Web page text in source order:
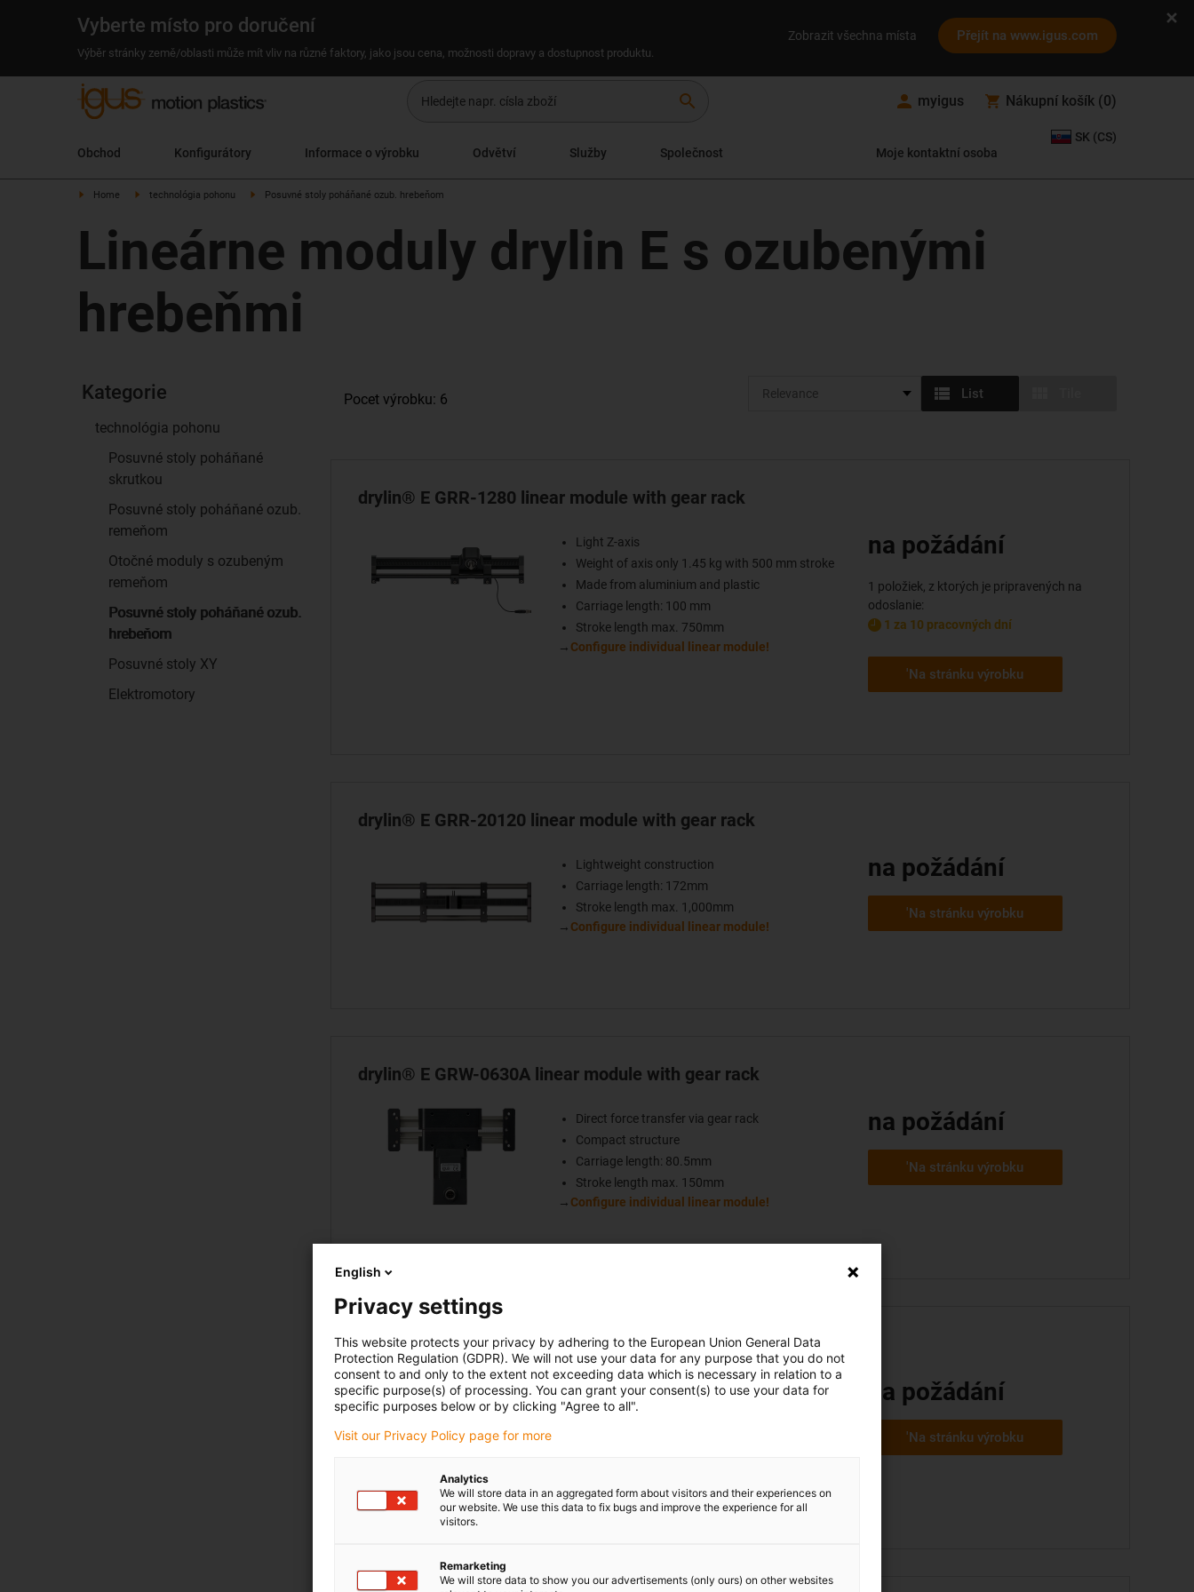
Vyberte místo pro doručení
Výběr stránky země/oblasti může mít vliv na různé faktory, jako jsou cena, možnosti dopravy a dostupnost produktu.
Zobrazit všechna místa Přejít na www.igus.com
search myigus Nákupní košík (0)
Obchod Konfigurátory Informace o výrobku Odvětví Služby Společnost Moje kontaktní osoba
SK (CS)
Home technológia pohonu Posuvné stoly poháňané ozub. hrebeňom
Lineárne moduly drylin E s ozubenými
hrebeňmi
Kategorie
technológia pohonu
Posuvné stoly poháňané
skrutkou
Posuvné stoly poháňané ozub.
remeňom
Otočné moduly s ozubeným
remeňom
Posuvné stoly poháňané ozub.
hrebeňom
Posuvné stoly XY
Elektromotory
List
Pocet výrobku: 6
drylin® E GRR-1280 linear module with gear rack
Light Z-axis
Weight of axis only 1.45 kg with 500 mm stroke
Made from aluminium and plastic
Carriage length: 100 mm
Stroke length max. 750mm
→ Configure individual linear module!
na požádání
1 položiek, z ktorých je pripravených na
odoslanie:
1 za 10 pracovných dní
'Na stránku výrobku
drylin® E GRR-20120 linear module with gear rack
Lightweight construction
Carriage length: 172mm
Stroke length max. 1,000mm
→ Configure individual linear module!
na požádání
'Na stránku výrobku
drylin® E GRW-0630A linear module with gear rack
Direct force transfer via gear rack
Compact structure
Carriage length: 80.5mm
Stroke length max. 150mm
→ Configure individual linear module!
na požádání
'Na stránku výrobku
drylin® E GRW-0630B linear module with toothed rack
Direct force transfer via gear rack
Compact structure
na požádání
'Na stránku výrobku
English
Privacy settings
This website protects your privacy by adhering to the European Union General Data
Protection Regulation (GDPR). We will not use your data for any purpose that you do not
consent to and only to the extent not exceeding data which is necessary in relation to a
specific purpose(s) of processing. You can grant your consent(s) to use your data for
specific purposes below or by clicking "Agree to all".
Visit our Privacy Policy page for more
Analytics
We will store data in an aggregated form about visitors and their experiences on
our website. We use this data to fix bugs and improve the experience for all
visitors.
Remarketing
We will store data to show you our advertisements (only ours) on other websites